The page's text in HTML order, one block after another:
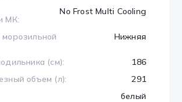
МК:
No Frost Multi Cooling
Нижняя
(см):
186
объем (л):
291
белый